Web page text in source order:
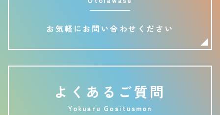
お気軽にお問い合わせください
よくあるご質問
Yokuaru Gositusmon